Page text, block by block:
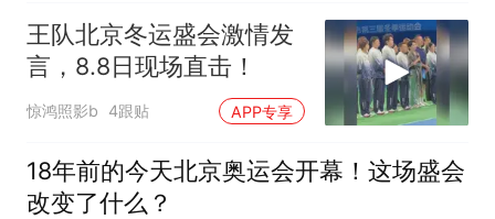
王队北京冬运盛会激情发
言，8.8日现场直击！
惊鸿照影b 4跟贴 APP专享
18年前的今天北京奥运会开幕！这场盛会
改变了什么？